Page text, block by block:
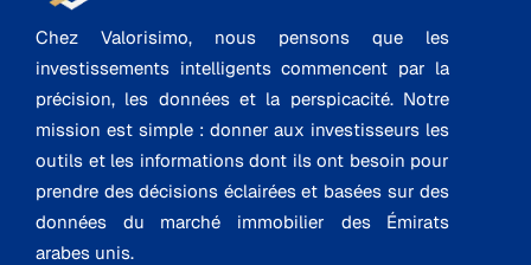
Chez Valorisimo, nous pensons que les
investissements intelligents commencent par la
précision, les données et la perspicacité. Notre
mission est simple : donner aux investisseurs les
outils et les informations dont ils ont besoin pour
prendre des décisions éclairées et basées sur des
données du marché immobilier des Émirats
arabes unis.